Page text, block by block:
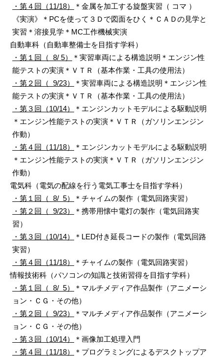
・第４回（11/18）
＊金属を加工する旋盤実習（ コマ ）
《実演》＊PCを使って３Ｄで図面をひく＊ＣＡＤの見学と
実習＊溶接見学＊MC工作機械実演
自動車科（自動車整備士を目指す学科）
・第１回（ 8/ 5）
＊実習車両による構造説明＊エンジン性
能テストの実演＊ＶＴＲ（基本作業・工具の使用法）
・第２回（ 9/23）
＊実習車両による構造説明＊エンジン性
能テストの実演＊ＶＴＲ（基本作業・工具の使用法）
・第３回（10/14）
＊エンジンカットモデルによる駆動説明
＊エンジン性能テストの実演＊ＶＴＲ（ガソリンエンジン
作動）
・第４回（11/18）
＊エンジンカットモデルによる駆動説明
＊エンジン性能テストの実演＊ＶＴＲ（ガソリンエンジン
作動）
電気科（電気の配線を行う電気工事士を目指す学科）
・第１回（ 8/ 5）
＊チャイムの製作（電気回路実習）
・第２回（ 9/23）
＊携帯用懐中電灯の製作（電気回路実
習）
・第３回（10/14）
＊LED付き延長コードの製作（電気回路
実習）
・第４回（11/18）
＊チャイムの製作（電気回路実習）
情報技術科（パソコンの知識と技術習得を目指す学科）
・第１回（ 8/ 5）
＊マルチメディア作品製作（アニメーシ
ョン・ＣＧ・その他）
・第２回（ 9/23）
＊マルチメディア作品製作（アニメーシ
ョン・ＣＧ・その他）
・第３回（10/14）
＊画像加工処理入門
・第４回（11/18）
＊プログラミングによるデスクトップア